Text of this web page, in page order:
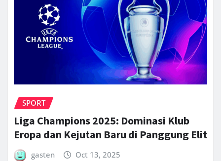
SPORT
Liga Champions 2025: Dominasi Klub
Eropa dan Kejutan Baru di Panggung Elit
gasten Oct 13, 2025